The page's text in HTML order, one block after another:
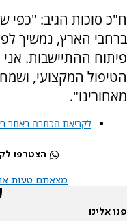
ח"כ סוכות הגיב: "כפי
ברחבי הארץ, נמשיך
פיתוח ההתיישבות.
הטיפול המקצועי,
מאחורינו".
לקריאת הכתבה באתר
הצטרפו
מצאתם טעות או
פנו אלינו